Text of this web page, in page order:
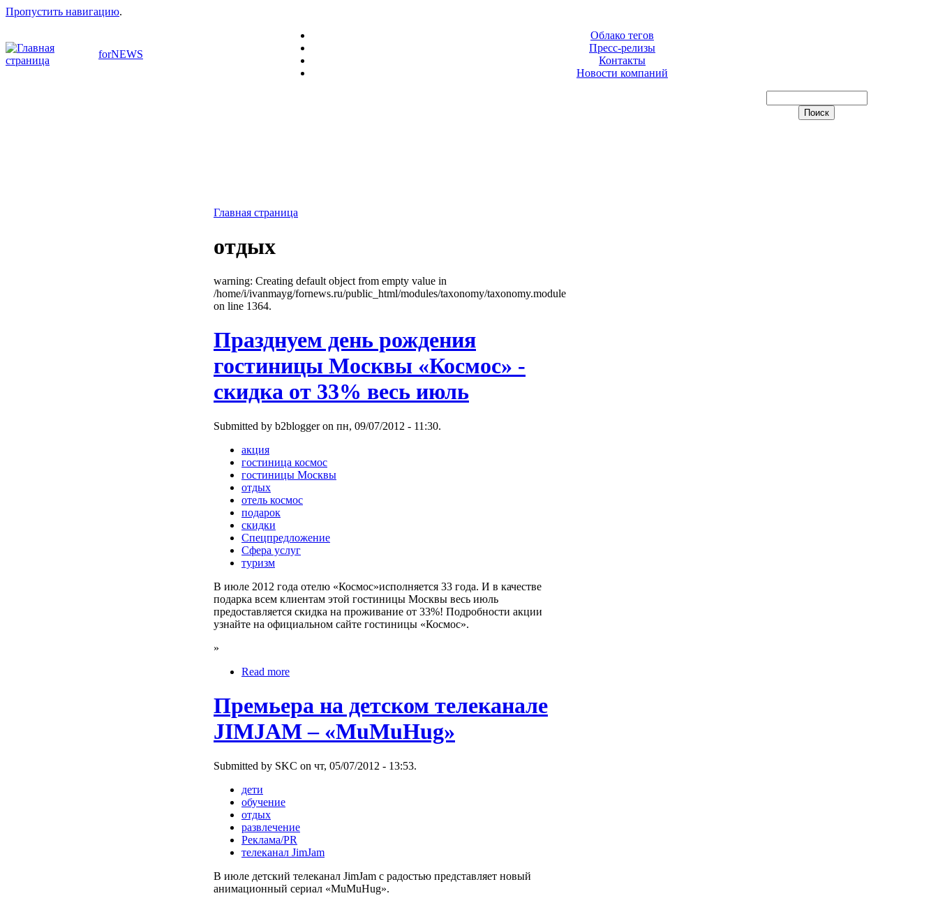
Пропустить навигацию.
forNEWS
Облако тегов
Пресс-релизы
Контакты
Новости компаний
Главная страница
отдых
warning: Creating default object from empty value in
/home/i/ivanmayg/fornews.ru/public_html/modules/taxonomy/taxonomy.module
on line 1364.
Празднуем день рождения
гостиницы Москвы «Космос» -
скидка от 33% весь июль
Submitted by b2blogger on пн, 09/07/2012 - 11:30.
акция
гостиница космос
гостиницы Москвы
отдых
отель космос
подарок
скидки
Спецпредложение
Сфера услуг
туризм
В июле 2012 года отелю «Космос»исполняется 33 года. И в качестве
подарка всем клиентам этой гостиницы Москвы весь июль
предоставляется скидка на проживание от 33%! Подробности акции
узнайте на официальном сайте гостиницы «Космос».
»
Read more
Премьера на детском телеканале
JIMJAM – «MuMuHug»
Submitted by SKC on чт, 05/07/2012 - 13:53.
дети
обучение
отдых
развлечение
Реклама/PR
телеканал JimJam
В июле детский телеканал JimJam с радостью представляет новый
анимационный сериал «MuMuHug».